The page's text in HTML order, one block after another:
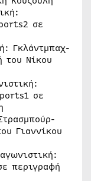
σε
Γκλάντμπαχ-
του Νίκου
σε
Γιαννίκου
περιγραφή